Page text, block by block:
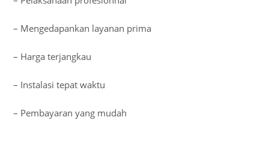
– Mengedapankan layanan prima
– Harga terjangkau
– Instalasi tepat waktu
– Pembayaran yang mudah